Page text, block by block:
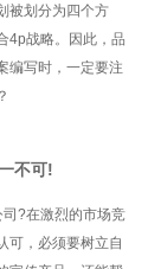
被划分为四个方
4p战略。因此，品
编写时，一定要注
不可!
?在激烈的市场竞
可，必须要树立自